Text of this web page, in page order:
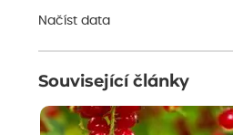
Načíst data
Související články